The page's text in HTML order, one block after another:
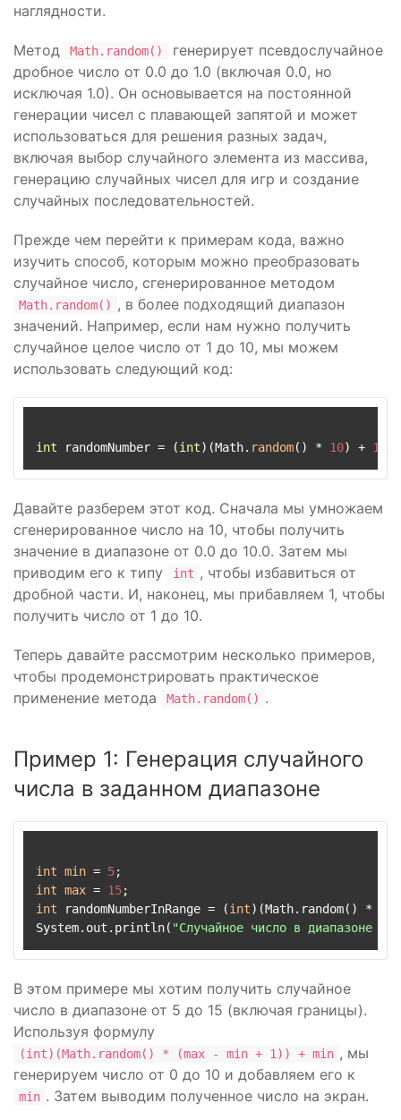
наглядности.
Метод Math.random()
генерирует псевдослучайное
дробное число от 0.0 до 1.0 (включая 0.0, но
исключая 1.0). Он основывается на постоянной
генерации чисел с плавающей запятой и может
использоваться для решения разных задач,
включая выбор случайного элемента из массива,
генерацию случайных чисел для игр и создание
случайных последовательностей.
Прежде чем перейти к примерам кода, важно
изучить способ, которым можно преобразовать
случайное число, сгенерированное методом
Math.random() , в более подходящий диапазон
значений. Например, если нам нужно получить
случайное целое число от 1 до 10, мы можем
использовать следующий код:
int randomNumber = (int)(Math. random() * 10) + 1
Давайте разберем этот код. Сначала мы умножаем
сгенерированное число на 10, чтобы получить
значение в диапазоне от 0.0 до 10.0. Затем мы
приводим его к типу
int , чтобы избавиться от
дробной части. И, наконец, мы прибавляем 1, чтобы
получить число от 1 до 10.
Теперь давайте рассмотрим несколько примеров,
чтобы продемонстрировать практическое
применение метода
Math.random() .
Пример 1: Генерация случайного
числа в заданном диапазоне
int min = 5
int max = 15
int randomNumberInRange = (int)(Math.random() * (
System.out.println( "Случайное число в диапазоне
В этом примере мы хотим получить случайное
число в диапазоне от 5 до 15 (включая границы).
Используя формулу
(int)(Math.random() * (max - min + 1)) + min , мы
генерируем число от 0 до 10 и добавляем его к
min . Затем выводим полученное число на экран.